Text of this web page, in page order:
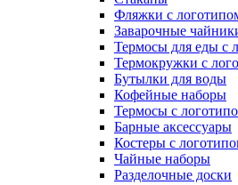
Фляжки с
Заварочные
Термосы для еды с
Термокружки с
Бутылки для воды
Кофейные наборы
Термосы с
Барные аксессуары
Костеры с
Чайные наборы
Разделочные доски